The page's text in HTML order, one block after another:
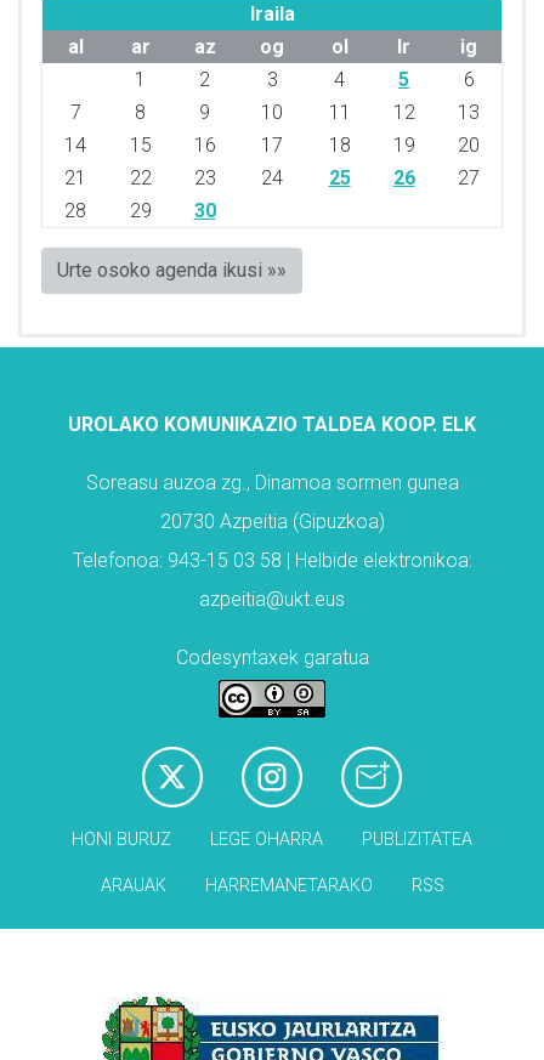
Iraila
al
ar az og ol lr
ig
1
2 3 4 5
6
7
8 9 10 11 12
13
14
15 16 17 18 19
20
21
22 23 24 25 26
27
28
29 30
Urte osoko agenda ikusi »»
UROLAKO KOMUNIKAZIO TALDEA KOOP. ELK
Soreasu auzoa zg., Dinamoa sormen gunea
20730 Azpeitia (Gipuzkoa)
Telefonoa: 943-15 03 58 | Helbide elektronikoa:
azpeitia@ukt.eus
Codesyntaxek garatua
HONI BURUZ LEGE OHARRA PUBLIZITATEA
ARAUAK HARREMANETARAKO RSS